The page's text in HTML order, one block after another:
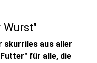
Wurst"
skurriles aus aller
für alle, die